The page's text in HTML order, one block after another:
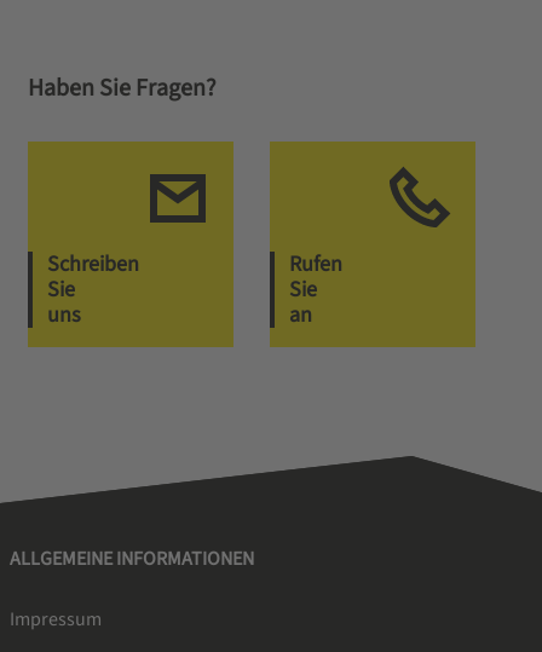
Haben Sie Fragen?
Schreiben
Sie
uns
Rufen
Sie
an
ALLGEMEINE INFORMATIONEN
Impressum